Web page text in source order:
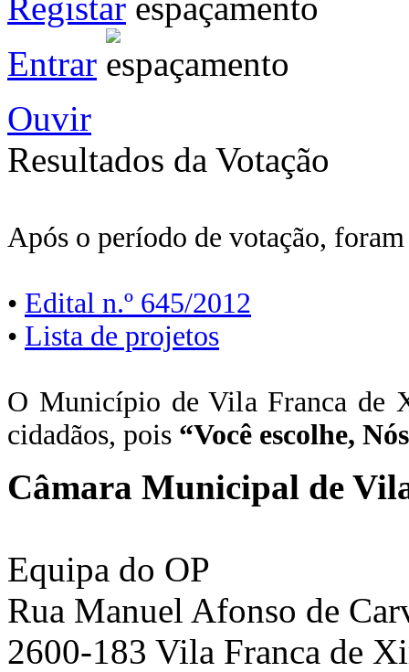
Entrar
Ouvir
Resultados da Votação
Após o período de votação,
• Edital n.º 645/2012
• Lista de projetos
O Município de Vila Franca de
cidadãos, pois “Você escolhe,
Câmara Municipal de
Equipa do OP
Rua Manuel Afonso de
2600-183 Vila Franca de